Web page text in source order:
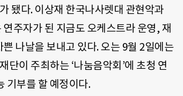
됐다. 이상재 한국나사렛대 관현악과
주자가 된 지금도 오케스트라 운영, 재
쁜 나날을 보내고 있다. 오는 9월 2일에는
단이 주최하는 ‘나눔음악회’에 초청 연
기부를 할 예정이다.